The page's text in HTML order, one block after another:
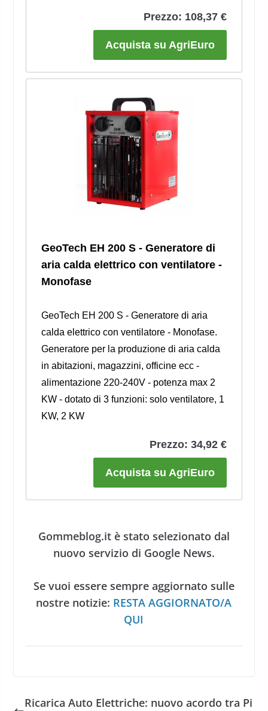
Prezzo: 108,37 €
Acquista su AgriEuro
GeoTech EH 200 S - Generatore di
aria calda elettrico con ventilatore -
Monofase
GeoTech EH 200 S - Generatore di aria
calda elettrico con ventilatore - Monofase.
Generatore per la produzione di aria calda
in abitazioni, magazzini, officine ecc -
alimentazione 220-240V - potenza max 2
KW - dotato di 3 funzioni: solo ventilatore, 1
KW, 2 KW
Prezzo: 34,92 €
Acquista su AgriEuro
Gommeblog.it è stato selezionato dal
nuovo servizio di Google News.
Se vuoi essere sempre aggiornato sulle
nostre notizie: RESTA AGGIORNATO/A
QUI
Ricarica Auto Elettriche: nuovo acordo tra Pi